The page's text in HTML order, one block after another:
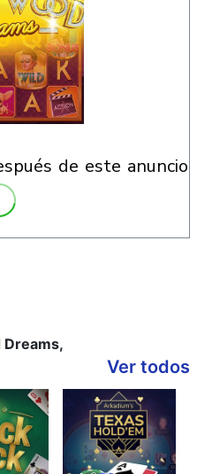
de este anuncio
Dreams,
Ver todos